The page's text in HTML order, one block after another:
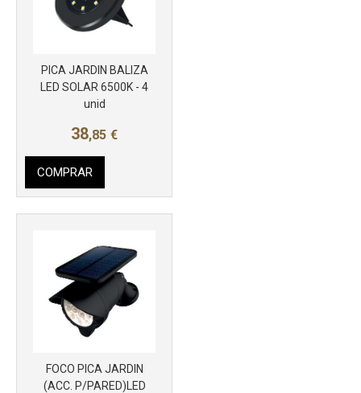
PICA JARDIN BALIZA
LED SOLAR 6500K - 4
unid
38,85 €
COMPRAR
FOCO PICA JARDIN
(ACC. P/PARED)LED
Más info
Más info